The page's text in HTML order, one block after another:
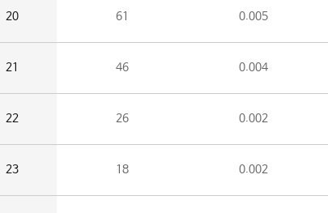
20 61 0.005
21 46 0.004
22 26 0.002
23 18 0.002